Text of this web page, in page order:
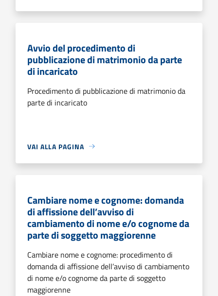
Avvio del procedimento di
pubblicazione di matrimonio da parte
di incaricato
Procedimento di pubblicazione di matrimonio da
parte di incaricato
VAI ALLA PAGINA
Cambiare nome e cognome: domanda
di affissione dell’avviso di
cambiamento di nome e/o cognome da
parte di soggetto maggiorenne
Cambiare nome e cognome: procedimento di
domanda di affissione dell’avviso di cambiamento
di nome e/o cognome da parte di soggetto
maggiorenne